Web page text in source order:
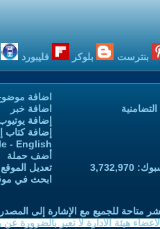
بنترست بلوكر فليبورد
اضافة
اضافة خبر
إضافة
إضافة كتاب
- English
أضف حملة
تعديل
ابحث في
متاحة للجميع مع الإشارة إلى المصدر
هيئة الادارة لا تعبر بالضرورة عن